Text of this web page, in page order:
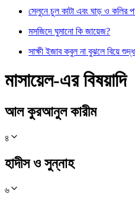
সেলুনে চুল কাটা এবং ঘাড় ও কলির
মসজিদে ঘুমানো কি জায়েজ?
সাক্ষী ইজাব কবুল না বুঝলে বিয়ে
মাসায়েল-এর বিষয়াদি
আল কুরআনুল কারীম
৪
হাদীস ও সুন্নাহ
৬